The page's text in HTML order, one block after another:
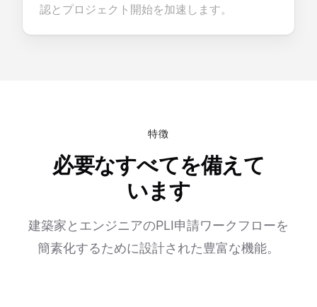
認とプロジェクト開始を加速します。
特徴
必要なすべてを備えて
います
建築家とエンジニアのPLI申請ワークフローを
簡素化するために設計された豊富な機能。